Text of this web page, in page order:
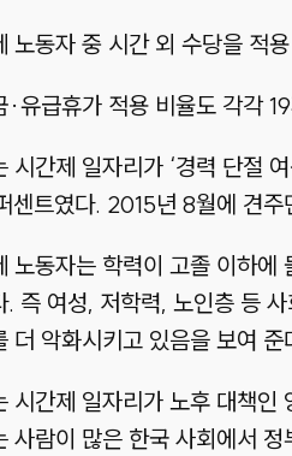
노동자 중 시간 외 수당을 적
·유급휴가 적용 비율도 각각
시간제 일자리가 ‘경력 단절
센트였다. 2015년 8월에 견주
노동자는 학력이 고졸 이하
. 즉 여성, 저학력, 노인층 등
더 악화시키고 있음을 보여 준
시간제 일자리가 노후 대책
사람이 많은 한국 사회에서